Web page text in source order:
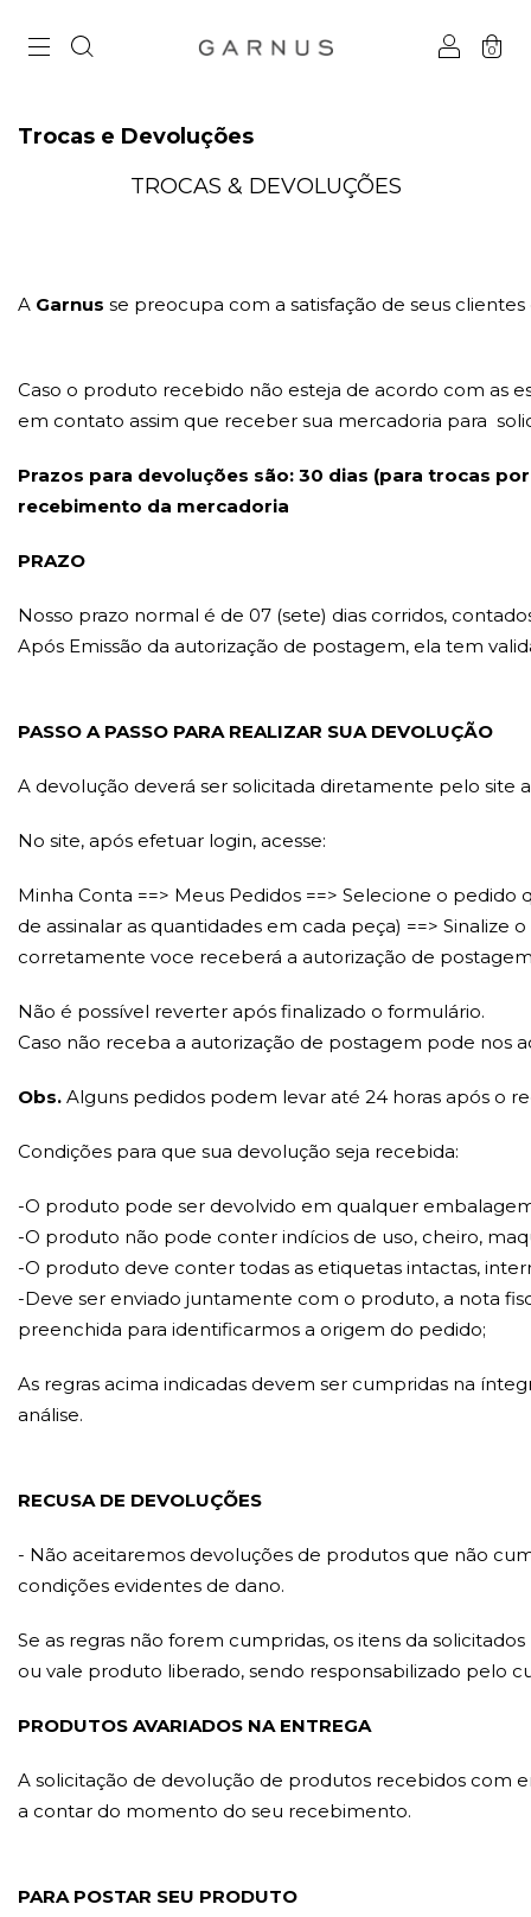
0
Trocas e Devoluções
TROCAS & DEVOLUÇÕES
A Garnus se preocupa com a satisfação de seus
Caso o produto recebido não esteja de acordo com as
em contato assim que receber sua mercadoria para
Prazos para devoluções são: 30 dias (para trocas
recebimento da mercadoria
PRAZO
Nosso prazo normal é de 07 (sete) dias corridos,
Após Emissão da autorização de postagem, ela tem
PASSO A PASSO PARA REALIZAR SUA DEVOLUÇÃO
A devolução deverá ser solicitada diretamente pelo site
No site, após efetuar login, acesse:
Minha Conta ==> Meus Pedidos ==> Selecione o
de assinalar as quantidades em cada peça) ==>
corretamente voce receberá a autorização de
Não é possível reverter após finalizado o formulário.
Caso não receba a autorização de postagem pode nos
Obs. Alguns pedidos podem levar até 24 horas após o
Condições para que sua devolução seja recebida:
-O produto pode ser devolvido em qualquer
-O produto não pode conter indícios de uso, cheiro,
-O produto deve conter todas as etiquetas intactas,
-Deve ser enviado juntamente com o produto, a nota
preenchida para identificarmos a origem do pedido;
As regras acima indicadas devem ser cumpridas na
análise.
RECUSA DE DEVOLUÇÕES
- Não aceitaremos devoluções de produtos que não
condições evidentes de dano.
Se as regras não forem cumpridas, os itens da
ou vale produto liberado, sendo responsabilizado pelo
PRODUTOS AVARIADOS NA ENTREGA
A solicitação de devolução de produtos recebidos com
a contar do momento do seu recebimento.
PARA POSTAR SEU PRODUTO